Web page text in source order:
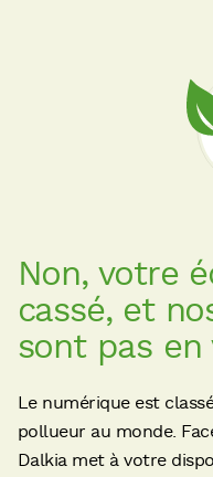
Non, votre
cassé, et
sont pas en
Le numérique est
pollueur au monde.
Dalkia met à votre
graphique,
programmes,
droit reconnu par la
DALKIA à les
cession de
que d’un simple
concédé
publier, de façon
connu ou
de son contenu ;
du Site et/ou de